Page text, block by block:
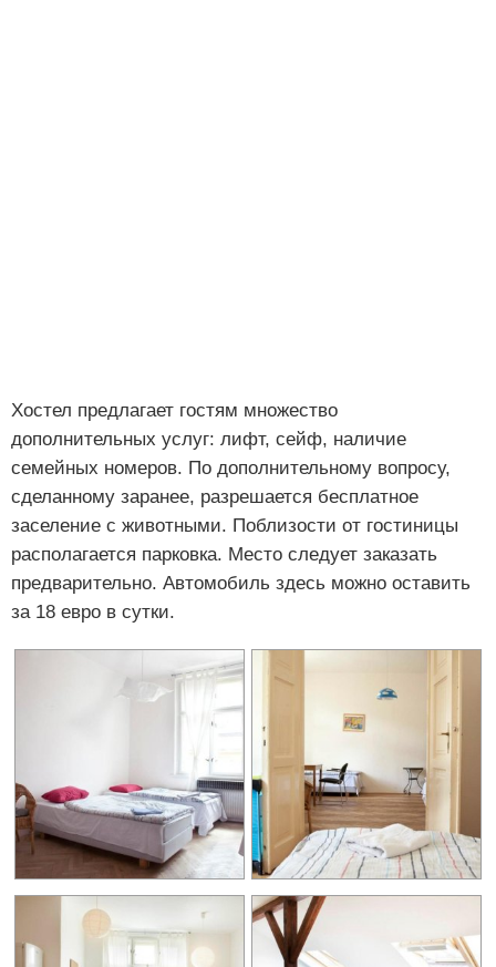
Хостел предлагает гостям множество
дополнительных услуг: лифт, сейф, наличие
семейных номеров. По дополнительному вопросу,
сделанному заранее, разрешается бесплатное
заселение с животными. Поблизости от гостиницы
располагается парковка. Место следует заказать
предварительно. Автомобиль здесь можно оставить
за 18 евро в сутки.